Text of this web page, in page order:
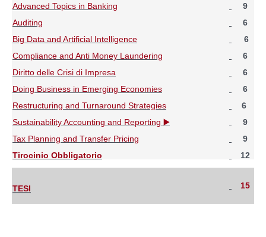
Advanced Topics in Banking
9
Auditing
6
Big Data and Artificial Intelligence
6
Compliance and Anti Money Laundering
6
Diritto delle Crisi di Impresa
6
Doing Business in Emerging Economies
6
Restructuring and Turnaround Strategies
6
Sustainability Accounting and Reporting ▶️
9
Tax Planning and Transfer Pricing
9
Tirocinio Obbligatorio
12
TESI 15